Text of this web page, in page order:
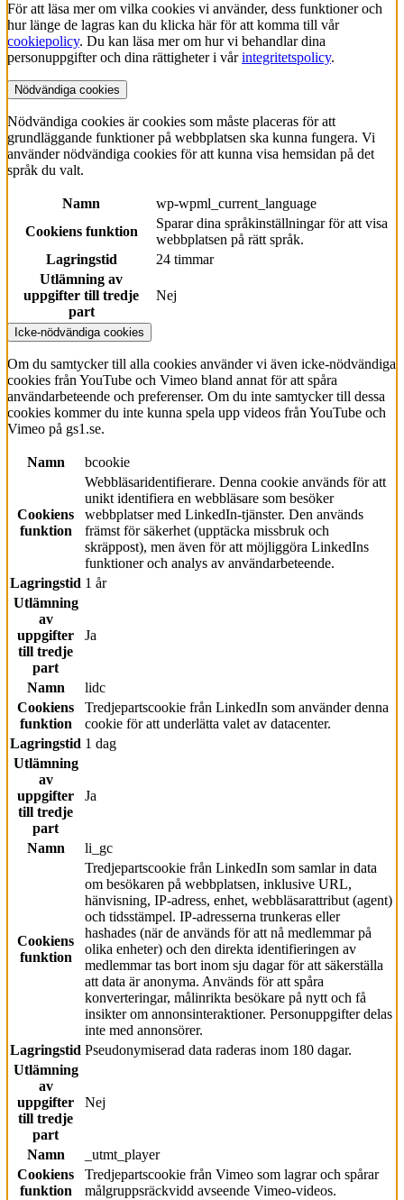
För att läsa mer om vilka cookies vi använder, dess funktioner och
hur länge de lagras kan du klicka här för att komma till vår
cookiepolicy. Du kan läsa mer om hur vi behandlar dina
personuppgifter och dina rättigheter i vårintegritetspolicy.
Nödvändiga cookies
Nödvändiga cookies är cookies som måste placeras för att
grundläggande funktioner på webbplatsen ska kunna fungera. Vi
använder nödvändiga cookies för att kunna visa hemsidan på det
språk du valt.
Namn
wp-wpml_current_language
Cookiens funktion
Sparar dina språkinställningar för att visa
webbplatsen på rätt språk.
Lagringstid
24 timmar
Utlämning av
uppgifter till tredje
part
Nej
Icke-nödvändiga cookies
Om du samtycker till alla cookies använder vi även icke-nödvändiga
cookies från YouTube och Vimeo bland annat för att spåra
användarbeteende och preferenser. Om du inte samtycker till dessa
cookies kommer du inte kunna spela upp videos från YouTube och
Vimeo på gs1.se.
Namn bcookie
Cookiens
funktion
Webbläsaridentifierare. Denna cookie används för att
unikt identifiera en webbläsare som besöker
webbplatser med LinkedIn-tjänster. Den används
främst för säkerhet (upptäcka missbruk och
skräppost), men även för att möjliggöra LinkedIns
funktioner och analys av användarbeteende.
Lagringstid 1 år
Utlämning
av
uppgifter
till tredje
part
Ja
Namn
lidc
Cookiens
funktion
Tredjepartscookie från LinkedIn som använder denna
cookie för att underlätta valet av datacenter.
Lagringstid 1 dag
Utlämning
av
uppgifter
till tredje
part
Ja
Namn li_gc
Cookiens
funktion
Tredjepartscookie från LinkedIn som samlar in data
om besökaren på webbplatsen, inklusive URL,
hänvisning, IP-adress, enhet, webbläsarattribut (agent)
och tidsstämpel. IP-adresserna trunkeras eller
hashades (när de används för att nå medlemmar på
olika enheter) och den direkta identifieringen av
medlemmar tas bort inom sju dagar för att säkerställa
att data är anonyma. Används för att spåra
konverteringar, målinrikta besökare på nytt och få
insikter om annonsinteraktioner. Personuppgifter delas
inte med annonsörer.
Lagringstid Pseudonymiserad data raderas inom 180 dagar.
Utlämning
av
uppgifter
till tredje
part
Nej
Namn
_utmt_player
Cookiens
funktion
Tredjepartscookie från Vimeo som lagrar och spårar
målgruppsräckvidd avseende Vimeo-videos.